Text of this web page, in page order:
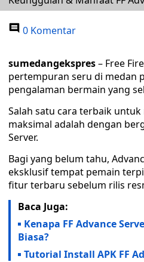
0 Komentar
sumedangekspres– Free
pertempuran seru di medan
pengalaman bermain yang
Salah satu cara terbaik
maksimal adalah dengan
Server.
Bagi yang belum tahu,
eksklusif tempat pemain
fitur terbaru sebelum rilis
Baca Juga:
Kenapa FF Advance
Biasa?
Tutorial Install APK FF